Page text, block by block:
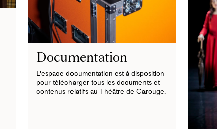
Documentation
L'espace documentation est à disposition
pour télécharger tous les documents et
contenus relatifs au Théâtre de Carouge.